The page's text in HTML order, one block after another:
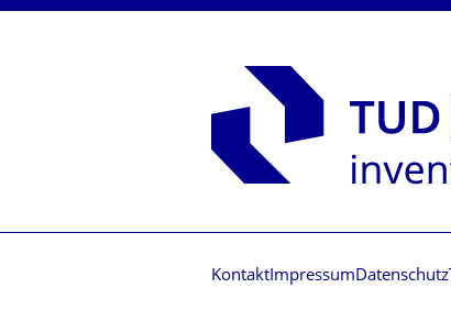
KontaktImpressumDatenschutz